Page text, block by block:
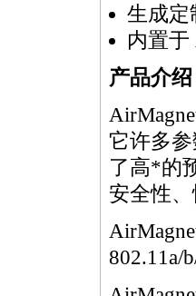
生成定
内置于
产品介绍
它许多
了高*的
安全性、
802.11a/